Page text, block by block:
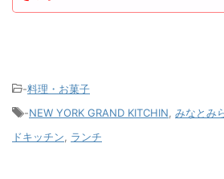
-料理・お菓子
-NEW YORK GRAND KITCHIN みなとみ
ドキッチン
ランチ